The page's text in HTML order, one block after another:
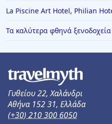
La Piscine Art Hotel, Philian
Τα καλύτερα φθηνά
Γυθείου 22, Χαλάνδρι
Αθήνα 152 31, Ελλάδα
(+30) 210 300 6050